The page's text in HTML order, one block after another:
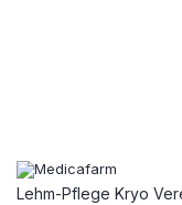
Lehm-Pflege Kryo